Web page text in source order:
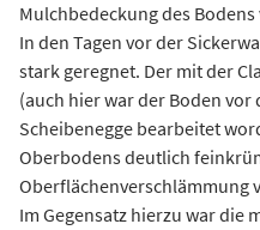
Mulchbedeckung des
In den Tagen vor der
stark geregnet. Der mit der
(auch hier war der Boden vor
Scheibenegge bearbeitet
Oberbodens deutlich
Oberflächenverschlämmung
Im Gegensatz hierzu war die